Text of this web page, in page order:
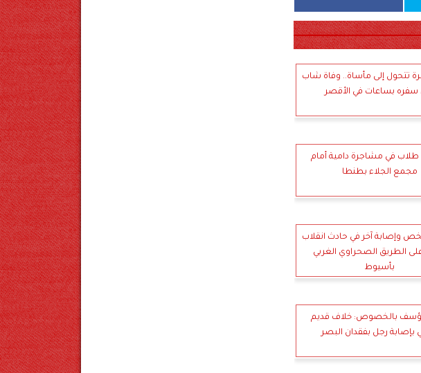
تتحول إلى مأساة.. وفاة شاب
سفره بساعات في الأقصر
إصابة 9 طلاب في مشاجرة دامية أمام
مجمع الجلاء بطنطا
وإصابة آخر في حادث انقلاب
الطريق الصحراوي الغربي
بأسيوط
بالخصوص: خلاف قديم
بإصابة رجل بفقدان البصر